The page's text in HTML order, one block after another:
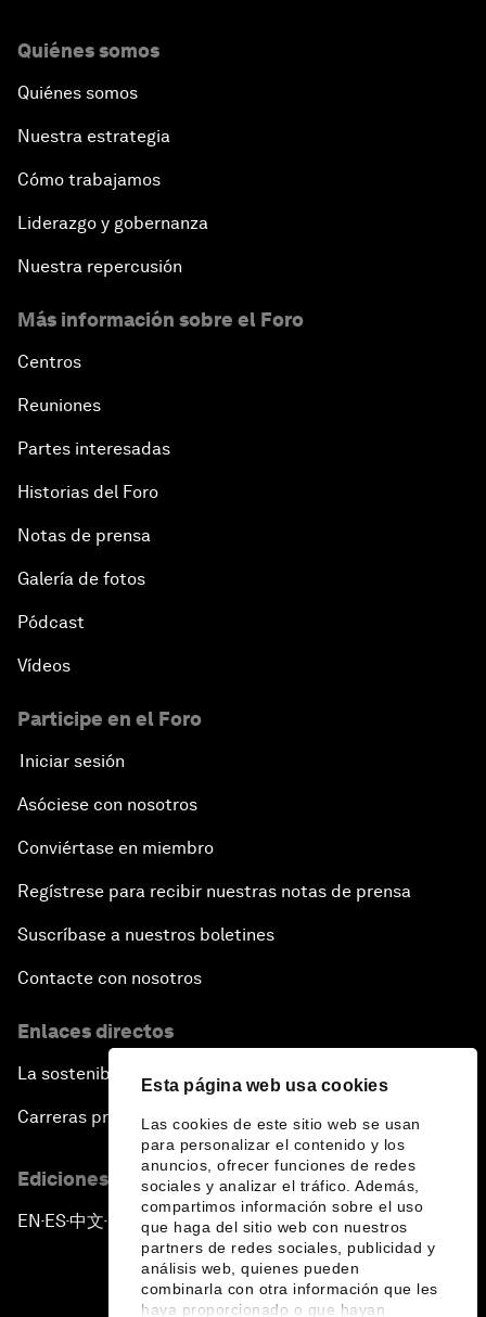
Esta página web usa cookies
Las cookies de este sitio web se usan
para personalizar el contenido y los
anuncios, ofrecer funciones de redes
sociales y analizar el tráfico. Además,
compartimos información sobre el uso
que haga del sitio web con nuestros
partners de redes sociales, publicidad y
análisis web, quienes pueden
combinarla con otra información que les
haya proporcionado o que hayan
Quiénes somos
Quiénes somos
Nuestra estrategia
Cómo trabajamos
Liderazgo y gobernanza
Nuestra repercusión
Más información sobre el Foro
Centros
Reuniones
Partes interesadas
Historias del Foro
Notas de prensa
Galería de fotos
Pódcast
Vídeos
Participe en el Foro
Iniciar sesión
Asóciese con nosotros
Conviértase en miembro
Regístrese para recibir nuestras notas de prensa
Suscríbase a nuestros boletines
Contacte con nosotros
Enlaces directos
La sostenibilidad en el Foro
Carreras profesionales
Ediciones en otros idiomas
EN ▪ES▪中文▪ 日本語